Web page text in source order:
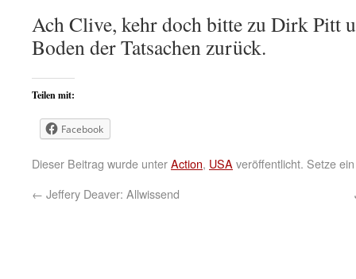
Ach Clive, kehr doch bitte zu Dirk Pitt
Boden der Tatsachen zurück.
Teilen mit:
Facebook
Dieser Beitrag wurde unterAction, USA veröffentlicht. Setze
← Jeffery Deaver: Allwissend